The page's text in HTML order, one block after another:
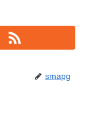
smapg